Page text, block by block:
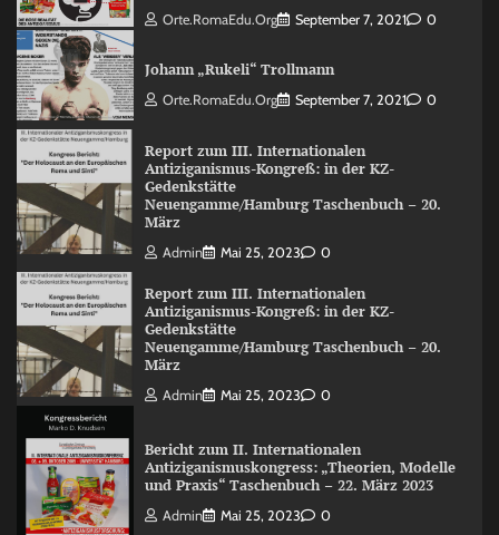
Orte.RomaEdu.org September 7, 2021 0
Johann „Rukeli“ Trollmann
Orte.RomaEdu.org September 7, 2021 0
Report zum III. Internationalen
Antiziganismus-Kongreß: in der KZ-
Gedenkstätte
Neuengamme/Hamburg Taschenbuch – 20.
März
Admin Mai 25, 2023 0
Report zum III. Internationalen
Antiziganismus-Kongreß: in der KZ-
Gedenkstätte
Neuengamme/Hamburg Taschenbuch – 20.
März
Admin Mai 25, 2023 0
Bericht zum II. Internationalen
Antiziganismuskongress: „Theorien, Modelle
und Praxis“ Taschenbuch – 22. März 2023
Admin Mai 25, 2023 0